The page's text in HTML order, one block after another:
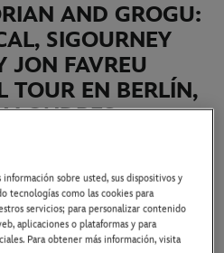
AND GROGU:
SIGOURNEY
JON FAVREU
TOUR EN BERLÍN,
LONDRES
CINES EL 21 DE MAYO
sobre usted, sus dispositivos y
tecnologías como las cookies para
servicios; para personalizar contenido
aplicaciones o plataformas y para
Para obtener más información, visita